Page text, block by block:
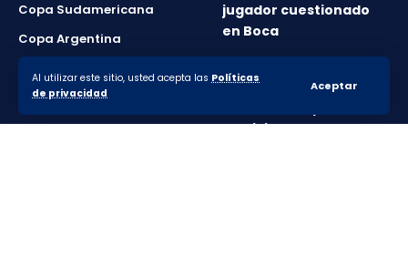
Al utilizar este sitio, usted acepta las Políticas
de privacidad
Aceptar
Copa Sudamericana
Copa Argentina
Boca Socios
jugador cuestionado
en Boca
en el empate ante
Patricios